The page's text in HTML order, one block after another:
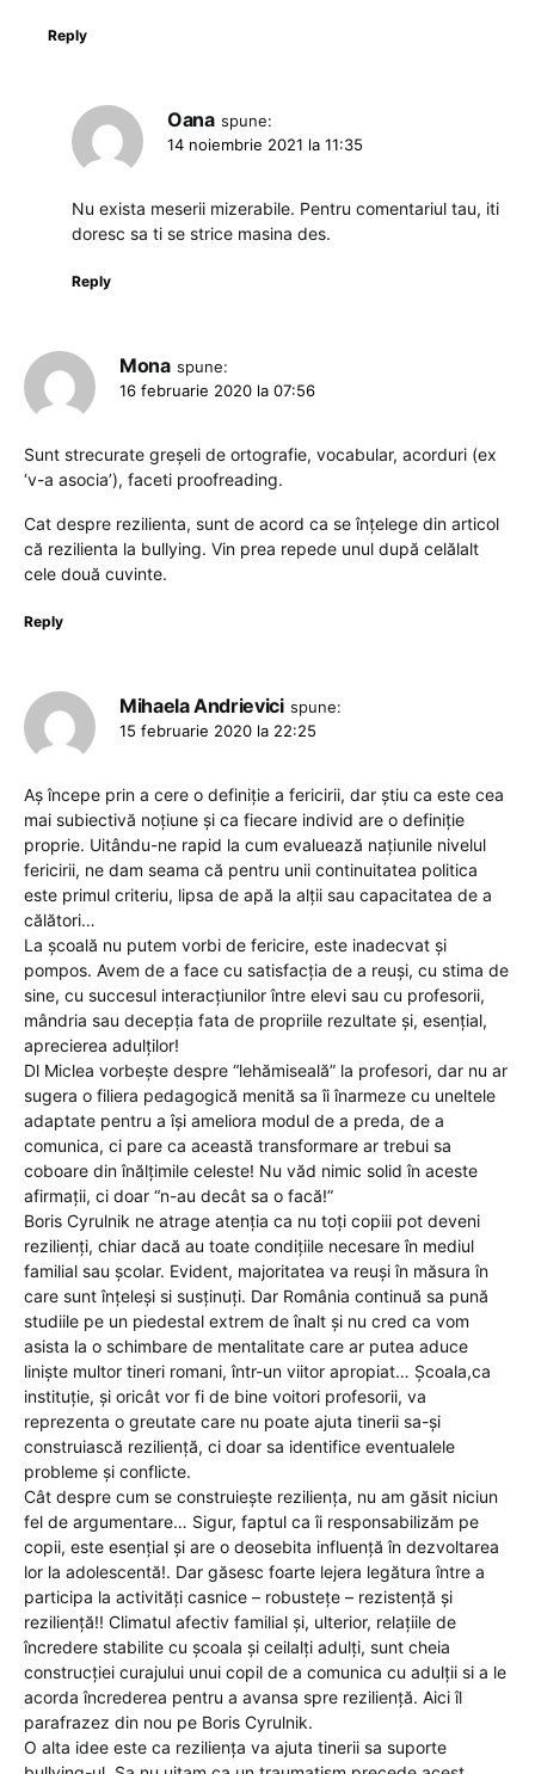
Reply
Oana spune:
14 noiembrie 2021 la 11:35
Nu exista meserii mizerabile. Pentru comentariul tau, iti
doresc sa ti se strice masina des.
Reply
Mona spune:
16 februarie 2020 la 07:56
Sunt strecurate greșeli de ortografie, vocabular, acorduri (ex
‘v-a asocia’), faceti proofreading.
Cat despre rezilienta, sunt de acord ca se înțelege din articol
că rezilienta la bullying. Vin prea repede unul după celălalt
cele două cuvinte.
Reply
Mihaela Andrievici spune:
15 februarie 2020 la 22:25
Aș începe prin a cere o definiție a fericirii, dar știu ca este cea
mai subiectivă noțiune și ca fiecare individ are o definiție
proprie. Uitându-ne rapid la cum evaluează națiunile nivelul
fericirii, ne dam seama că pentru unii continuitatea politica
este primul criteriu, lipsa de apă la alții sau capacitatea de a
călători…
La școală nu putem vorbi de fericire, este inadecvat și
pompos. Avem de a face cu satisfacția de a reuși, cu stima de
sine, cu succesul interacțiunilor între elevi sau cu profesorii,
mândria sau decepția fata de propriile rezultate și, esențial,
aprecierea adulților!
Dl Miclea vorbește despre “lehămiseală” la profesori, dar nu ar
sugera o filiera pedagogică menită sa îi înarmeze cu uneltele
adaptate pentru a își ameliora modul de a preda, de a
comunica, ci pare ca această transformare ar trebui sa
coboare din înălțimile celeste! Nu văd nimic solid în aceste
afirmații, ci doar “n-au decât sa o facă!”
Boris Cyrulnik ne atrage atenția ca nu toți copiii pot deveni
rezilienți, chiar dacă au toate condițiile necesare în mediul
familial sau școlar. Evident, majoritatea va reuși în măsura în
care sunt înțeleși si susținuți. Dar România continuă sa pună
studiile pe un piedestal extrem de înalt și nu cred ca vom
asista la o schimbare de mentalitate care ar putea aduce
liniște multor tineri romani, într-un viitor apropiat… Școala,ca
instituție, și oricât vor fi de bine voitori profesorii, va
reprezenta o greutate care nu poate ajuta tinerii sa-și
construiască reziliență, ci doar sa identifice eventualele
probleme și conflicte.
Cât despre cum se construiește reziliența, nu am găsit niciun
fel de argumentare… Sigur, faptul ca îi responsabilizăm pe
copii, este esențial și are o deosebita influență în dezvoltarea
lor la adolescentă!. Dar găsesc foarte lejera legătura între a
participa la activități casnice – robustețe – rezistență și
reziliență!! Climatul afectiv familial și, ulterior, relațiile de
încredere stabilite cu școala și ceilalți adulți, sunt cheia
construcției curajului unui copil de a comunica cu adulții si a le
acorda încrederea pentru a avansa spre reziliență. Aici îl
parafrazez din nou pe Boris Cyrulnik.
O alta idee este ca reziliența va ajuta tinerii sa suporte